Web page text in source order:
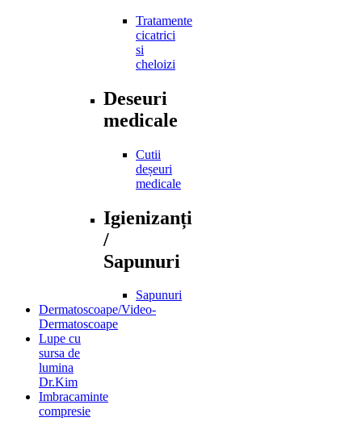
Tratamente
cicatrici
si
cheloizi
Deseuri
medicale
Cutii
deșeuri
medicale
Igienizanți
/
Sapunuri
Sapunuri
Dermatoscoape/Video-
Dermatoscoape
Lupe cu
sursa de
lumina
Dr.Kim
Imbracaminte
compresie